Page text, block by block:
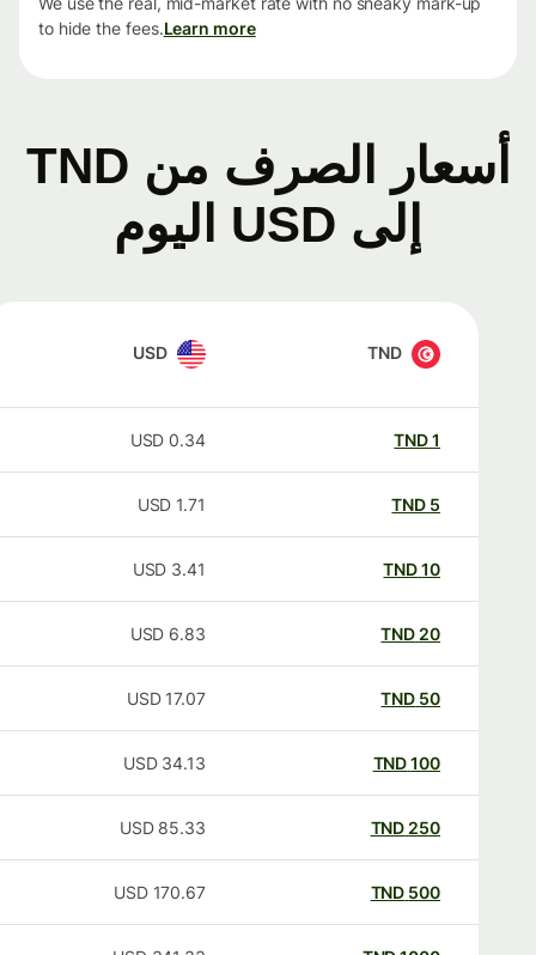
to hide the fees.Learn more
أسعار الصرف من TND
إلى USD اليوم
TND
USD
TND
0.34
USD
TND
1.71
USD
TND
3.41
USD
20
TND
6.83
USD
50
TND
17.07
USD
100
TND
34.13
USD
250
TND
85.33
USD
500
TND
170.67
USD